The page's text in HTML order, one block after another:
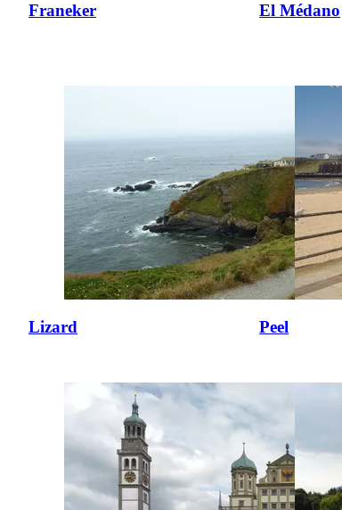
Franeker El Médano
Lizard Peel